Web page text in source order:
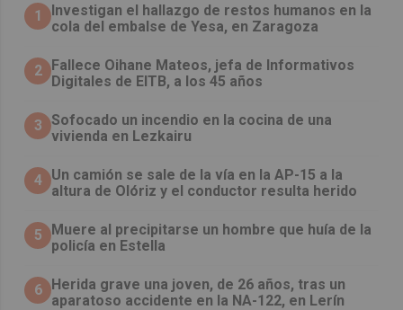
1
Investigan el hallazgo de restos humanos en la
cola del embalse de Yesa, en Zaragoza
2 Fallece Oihane Mateos, jefa de Informativos
Digitales de EITB, a los 45 años
3 Sofocado un incendio en la cocina de una
vivienda en Lezkairu
4 Un camión se sale de la vía en la AP-15 a la
altura de Olóriz y el conductor resulta herido
5
Muere al precipitarse un hombre que huía de la
policía en Estella
6 Herida grave una joven, de 26 años, tras un
aparatoso accidente en la NA-122, en Lerín